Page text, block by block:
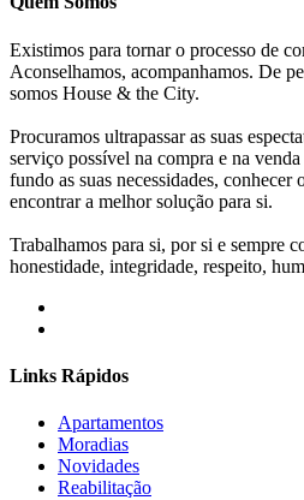
Existimos para tornar o processo de
Aconselhamos, acompanhamos. De
somos House & the City.
Procuramos ultrapassar as suas
serviço possível na compra e na
fundo as suas necessidades, conhecer
encontrar a melhor solução para si.
Trabalhamos para si, por si e sempre
honestidade, integridade, respeito,
Links Rápidos
Apartamentos
Moradias
Novidades
Reabilitação